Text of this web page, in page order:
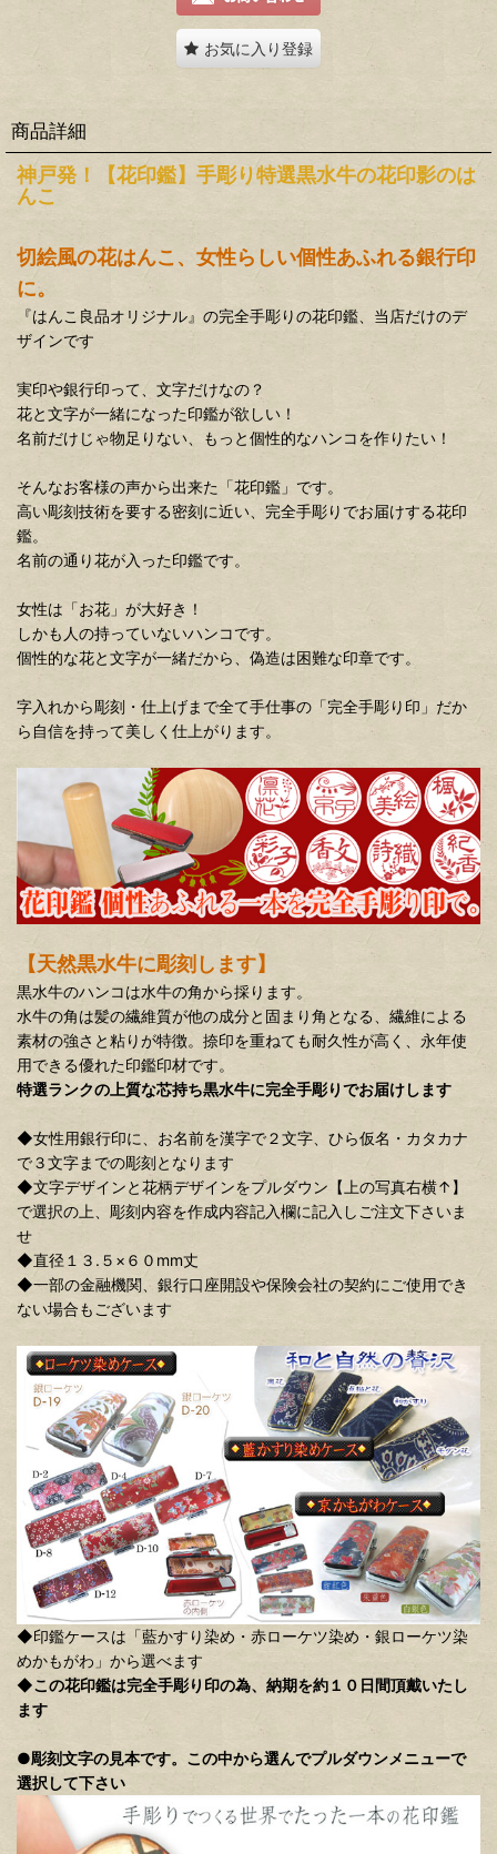
お気に入り登録
商品詳細
神戸発！【花印鑑】手彫り特選黒水牛の花印影のは
んこ
切絵風の花はんこ 、女性らしい個性あふれる銀行印
に。
『はんこ良品オリジナル』の完全手彫りの花印鑑、当店だけのデ
ザインです
実印や銀行印って、文字だけなの？
花と文字が一緒になった印鑑が欲しい！
名前だけじゃ物足りない、もっと個性的なハンコを作りたい！
そんなお客様の声から出来た「花印鑑」です。
高い彫刻技術を要する密刻に近い、完全手彫りでお届けする花印
鑑。
名前の通り花が入った印鑑です。
女性は「お花」が大好き！
しかも人の持っていないハンコです。
個性的な花と文字が一緒だから、偽造は困難な印章です。
字入れから彫刻・仕上げまで全て手仕事の「完全手彫り印」だか
ら自信を持って美しく仕上がります。
【天然黒水牛に彫刻します】
黒水牛のハンコは水牛の角から採ります。
水牛の角は髪の繊維質が他の成分と固まり角となる、繊維による
素材の強さと粘りが特徴。捺印を重ねても耐久性が高く、永年使
用できる優れた印鑑印材です。
特選ランクの上質な芯持ち黒水牛に完全手彫りでお届けします
◆女性用銀行印に、お名前を漢字で２文字、ひら仮名・カタカナ
で３文字までの彫刻となります
◆文字デザインと花柄デザインをプルダウン【上の写真右横↑】
で選択の上、彫刻内容を作成内容記入欄に記入しご注文下さいま
せ
◆直径１３.５×６０mm丈
◆一部の金融機関、銀行口座開設や保険会社の契約にご使用でき
ない場合もございます
◆印鑑ケースは「藍かすり染め・赤ローケツ染め・銀ローケツ染
めかもがわ」から選べます
◆この花印鑑は完全手彫り印の為、納期を約１０日間頂戴いたし
ます
●彫刻文字の見本です。この中から選んでプルダウンメニューで
選択して下さい